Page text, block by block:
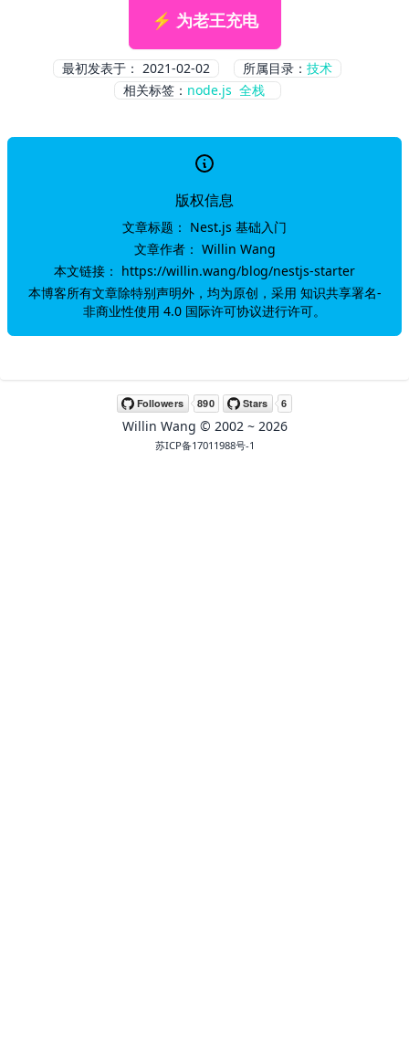
⚡ 为老王充电
最初发表于： 2021-02-02 所属目录： 技术
相关标签： node.js 全栈
版权信息
文章标题： Nest.js 基础入门
文章作者： Willin Wang
本文链接： https://willin.wang/blog/nestjs-starter
本博客所有文章除特别声明外，均为原创，采用 知识共享署名-
非商业性使用 4.0 国际许可协议进行许可。
Willin Wang © 2002 ~ 2026
苏ICP备17011988号-1